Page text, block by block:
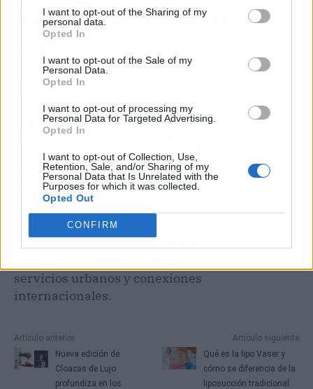
I want to opt-out of the Sharing of my
personal data.
Opted In
I want to opt-out of the Sale of my
Personal Data.
Opted In
I want to opt-out of processing my
Personal Data for Targeted Advertising.
Opted In
I want to opt-out of Collection, Use,
Retention, Sale, and/or Sharing of my
Personal Data that Is Unrelated with the
Purposes for which it was collected.
Opted Out
CONFIRM
Ventajas de la Costa Brava
calas escondidas y parques naturales que
ofrecen un entorno incomparable.
Clima mediterráneo:Temperaturas suaves y
más de 300 días de sol al año.
Oferta cultural y gastronómica:Pueblos con
encanto, festivales y una gastronomía
reconocida internacionalmente.
Proximidad a grandes ciudades:
servicios urbanos y conexiones
internacionales.
Artículo anterior
Nueva edición de
Cloacas de Lujo
profundiza en los
Artículo siguiente
Qué es la lipo Vaser y
cómo se diferencia de la
liposucción tradicional